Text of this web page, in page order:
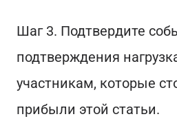
Шаг 3. Подтвердите
подтверждения
участникам, которые
прибыли этой статьи.